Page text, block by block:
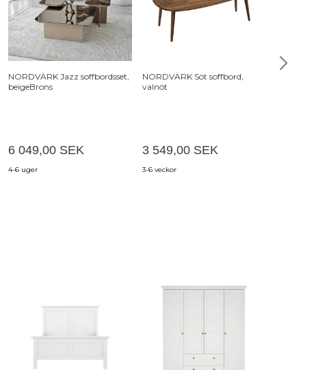
NORDVÄRK Jazz soffbordsset,
beigeBrons
6 049,00 SEK
4-6 uger
NORDVÄRK Söt soffbord,
valnöt
3 549,00 SEK
3-6 veckor